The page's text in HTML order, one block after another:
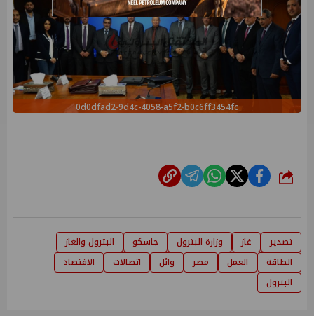
0d0dfad2-9d4c-4058-a5f2-b0c6ff3454fc
شارك
تصدير غاز وزارة البترول جاسكو
البترول والغاز
الطاقة
العمل مصر وائل اتصالات
الاقتصاد
البترول